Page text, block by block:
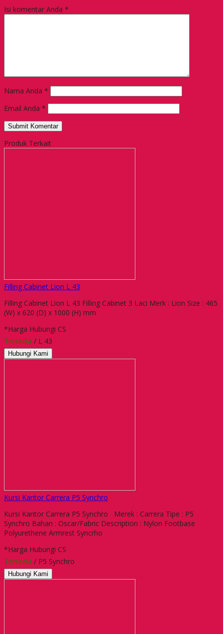
Isi komentar Anda *
Nama Anda *
Email Anda *
Produk Terkait
Filling Cabinet Lion L 43
Filling Cabinet Lion L 43 Filling Cabinet 3 Laci Merk : Lion Size : 465
(W) x 620 (D) x 1000 (H) mm
*Harga Hubungi CS
Tersedia / L 43
Hubungi Kami
Kursi Kantor Carrera P5 Synchro
Kursi Kantor Carrera P5 Synchro Merek : Carrera Tipe : P5
Synchro Bahan : Oscar/Fabric Description : Nylon Footbase
Polyurethene Armrest Syncrho
*Harga Hubungi CS
Tersedia / P5 Synchro
Hubungi Kami